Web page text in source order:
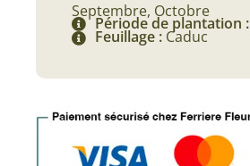
Septembre, Octobre
Période de plantation :
Feuillage : Caduc